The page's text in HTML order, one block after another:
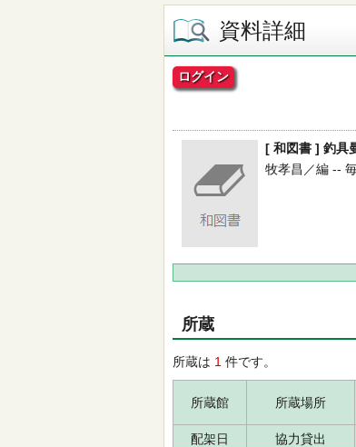
資料詳細
ログイン
[ 和図書 ] 釣具
牧孝昌／編 --
所蔵
所蔵は 1 件です。
所蔵館 所蔵場所
配架日 協力貸出